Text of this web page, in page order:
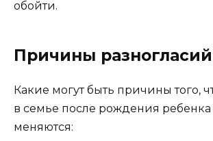
обойти.
Причины разногласий
Какие могут быть причины того,
в семье после рождения ребенка
меняются: